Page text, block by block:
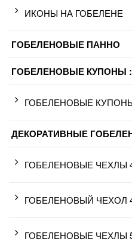
ИКОНЫ НА ГОБЕЛЕНЕ
ГОБЕЛЕНОВЫЕ ПАННО
ГОБЕЛЕНОВЫЕ КУПОНЫ
ГОБЕЛЕНОВЫЕ
ДЕКОРАТИВНЫЕ
ГОБЕЛЕНОВЫЕ ЧЕХЛЫ
ГОБЕЛЕНОВЫЙ ЧЕХОЛ
ГОБЕЛЕНОВЫЕ ЧЕХЛЫ